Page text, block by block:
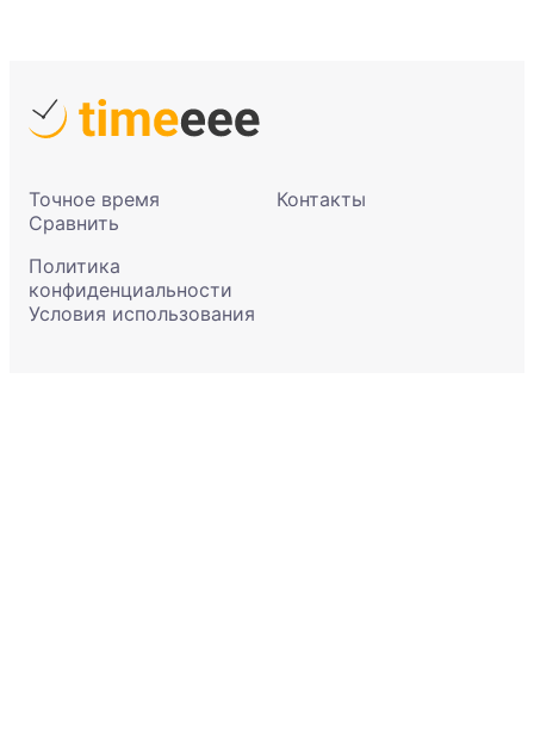
Точное время
Сравнить
Контакты
Политика
конфиденциальности
Условия использования